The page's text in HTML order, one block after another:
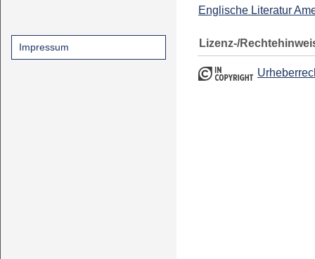
Impressum
Englische Literatur
Lizenz-/